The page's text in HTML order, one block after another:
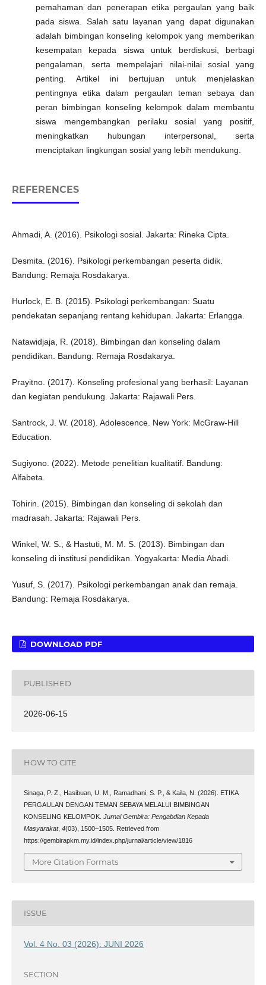
pemahaman dan penerapan etika pergaulan yang baik
pada siswa. Salah satu layanan yang dapat digunakan
adalah bimbingan konseling kelompok yang memberikan
kesempatan kepada siswa untuk berdiskusi, berbagi
pengalaman, serta mempelajari nilai-nilai sosial yang
penting. Artikel ini bertujuan untuk menjelaskan
pentingnya etika dalam pergaulan teman sebaya dan
peran bimbingan konseling kelompok dalam membantu
siswa mengembangkan perilaku sosial yang positif,
meningkatkan hubungan interpersonal, serta
menciptakan lingkungan sosial yang lebih mendukung.
REFERENCES
Ahmadi, A. (2016). Psikologi sosial. Jakarta: Rineka Cipta.
Desmita. (2016). Psikologi perkembangan peserta didik.
Bandung: Remaja Rosdakarya.
Hurlock, E. B. (2015). Psikologi perkembangan: Suatu
pendekatan sepanjang rentang kehidupan. Jakarta: Erlangga.
Natawidjaja, R. (2018). Bimbingan dan konseling dalam
pendidikan. Bandung: Remaja Rosdakarya.
Prayitno. (2017). Konseling profesional yang berhasil: Layanan
dan kegiatan pendukung. Jakarta: Rajawali Pers.
Santrock, J. W. (2018). Adolescence. New York: McGraw-Hill
Education.
Sugiyono. (2022). Metode penelitian kualitatif. Bandung:
Alfabeta.
Tohirin. (2015). Bimbingan dan konseling di sekolah dan
madrasah. Jakarta: Rajawali Pers.
Winkel, W. S., & Hastuti, M. M. S. (2013). Bimbingan dan
konseling di institusi pendidikan. Yogyakarta: Media Abadi.
Yusuf, S. (2017). Psikologi perkembangan anak dan remaja.
Bandung: Remaja Rosdakarya.
DOWNLOAD PDF
PUBLISHED
2026-06-15
HOW TO CITE
Sinaga, P. Z., Hasibuan, U. M., Ramadhani, S. P., & Kaila, N. (2026). ETIKA
PERGAULAN DENGAN TEMAN SEBAYA MELALUI BIMBINGAN
KONSELING KELOMPOK. Jurnal Gembira: Pengabdian Kepada
Masyarakat, 4(03), 1500–1505. Retrieved from
https://gembirapkm.my.id/index.php/jurnal/article/view/1816
More Citation Formats
ISSUE
Vol. 4 No. 03 (2026): JUNI 2026
SECTION